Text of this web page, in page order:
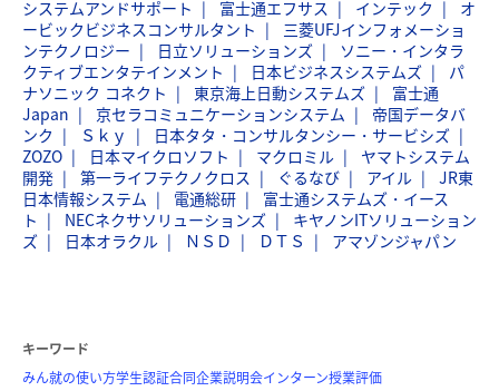
システムアンドサポート
富士通エフサス インテック
オ
ービックビジネスコンサルタント
三菱UFJインフォメーショ
ンテクノロジー
日立ソリューションズ
ソニー・インタラ
クティブエンタテインメント
日本ビジネスシステムズ
パ
ナソニック コネクト
東京海上日動システムズ
富士通
Japan
京セラコミュニケーションシステム
帝国データバ
ンク
Ｓｋｙ
日本タタ・コンサルタンシー・サービシズ
ZOZO
日本マイクロソフト マクロミル
ヤマトシステム
開発
第一ライフテクノクロス ぐるなび アイル
JR東
日本情報システム
電通総研
富士通システムズ・イース
ト
NECネクサソリューションズ
キヤノンITソリューション
ズ
日本オラクル ＮＳＤ ＤＴＳ アマゾンジャパン
キーワード
みん就の使い方学生認証合同企業説明会インターン授業評価